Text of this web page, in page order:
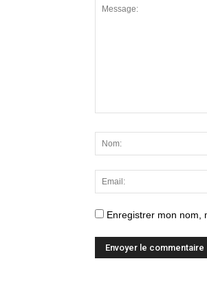
Enregistrer mon nom,